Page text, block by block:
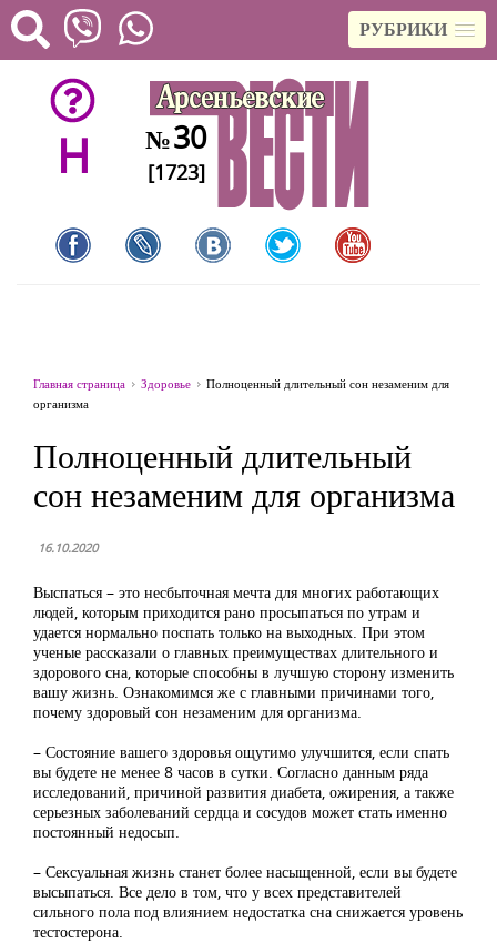
РУБРИКИ
H №30
[1723]
Главная страница Здоровье
Полноценный длительный сон незаменим для
организма
Полноценный длительный
сон незаменим для организма
16.10.2020
Выспаться – это несбыточная мечта для многих работающих
людей, которым приходится рано просыпаться по утрам и
удается нормально поспать только на выходных. При этом
ученые рассказали о главных преимуществах длительного и
здорового сна, которые способны в лучшую сторону изменить
вашу жизнь. Ознакомимся же с главными причинами того,
почему здоровый сон незаменим для организма.
– Состояние вашего здоровья ощутимо улучшится, если спать
вы будете не менее 8 часов в сутки. Согласно данным ряда
исследований, причиной развития диабета, ожирения, а также
серьезных заболеваний сердца и сосудов может стать именно
постоянный недосып.
– Сексуальная жизнь станет более насыщенной, если вы будете
высыпаться. Все дело в том, что у всех представителей
сильного пола под влиянием недостатка сна снижается уровень
тестостерона.